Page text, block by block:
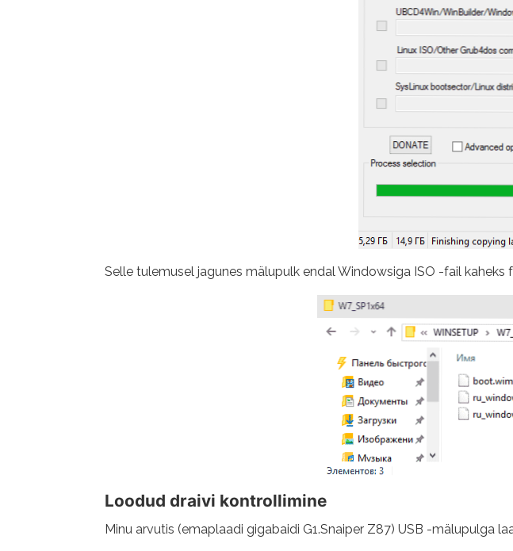
Selle tulemusel jagunes mälupulk endal Windowsiga ISO -fail
Loodud draivi kontrollimine
Minu arvutis (emaplaadi gigabaidi G1.Snaiper Z87) USB -mälupulga